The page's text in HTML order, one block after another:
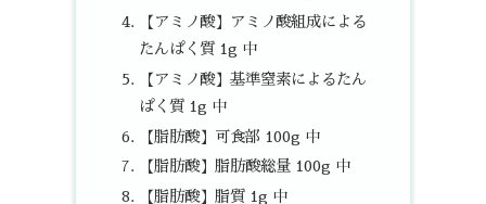
【アミノ酸】アミノ酸組成による
たんぱく質 1g 中
【アミノ酸】基準窒素によるたん
ぱく質 1g 中
【脂肪酸】可食部 100g 中
【脂肪酸】脂肪酸総量 100g 中
【脂肪酸】脂質 1g 中